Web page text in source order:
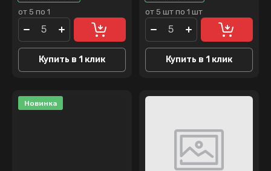
от 5 по 1
Купить в 1 клик
от 5 шт по 1 шт
Купить в 1 клик
Новинка